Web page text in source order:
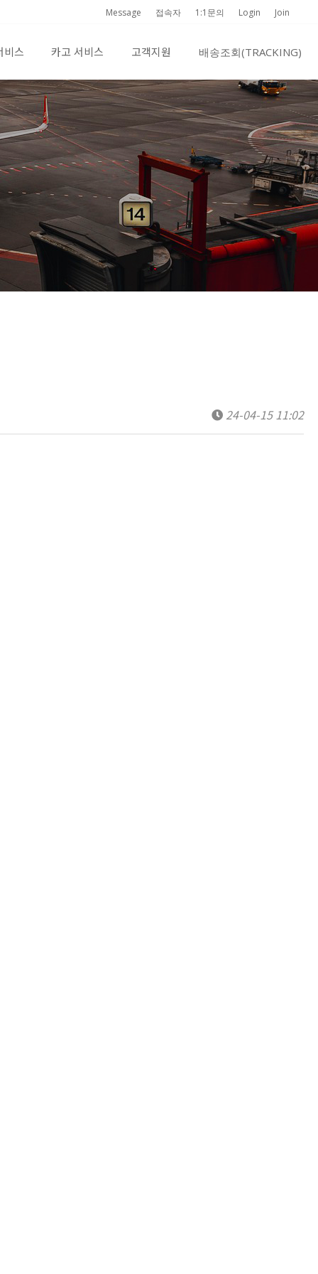
Join
Login
1:1문의
접속자
Message
비스 카고 서비스 고객지원 배송조회(TRACKING)
24-04-15 11:02